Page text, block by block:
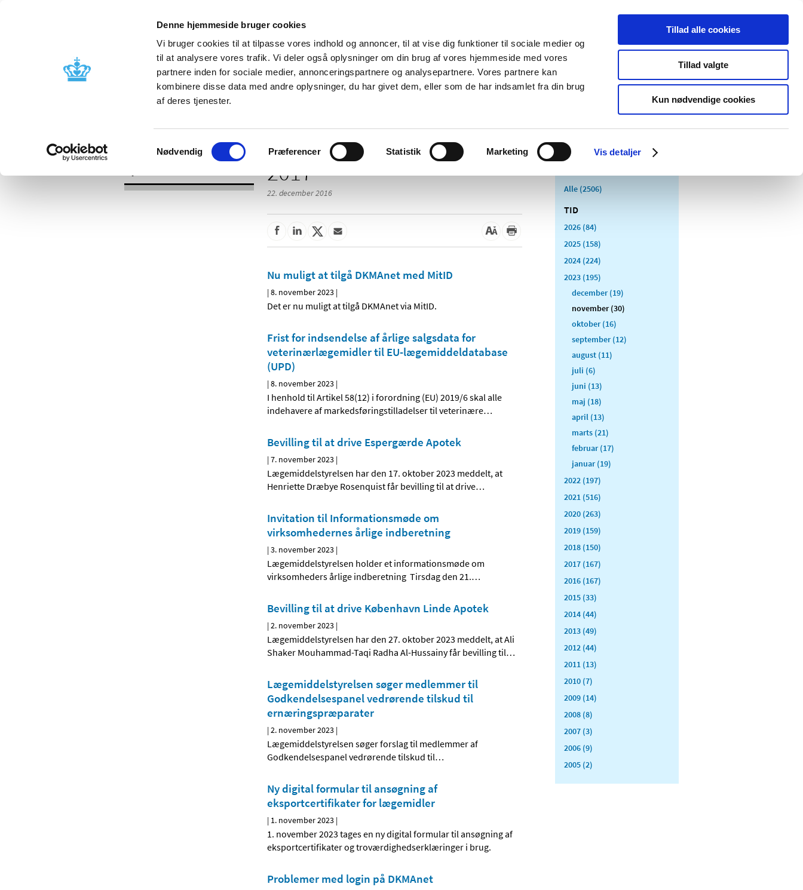
Denne hjemmeside bruger cookies
Vi bruger cookies til at tilpasse vores indhold og annoncer, til at vise dig funktioner til sociale medier og
til at analysere vores trafik. Vi deler også oplysninger om din brug af vores hjemmeside med vores
partnere inden for sociale medier, annonceringspartnere og analysepartnere. Vores partnere kan
kombinere disse data med andre oplysninger, du har givet dem, eller som de har indsamlet fra din brug
af deres tjenester.
Samtykkevalg
Nødvendig Præferencer Statistik Marketing Vis detaljer
Tillad alle cookies
Tillad valgte
Kun nødvendige cookies
Nyheder Om os Kontakt Udgivelser
Godkendelse og
Bivirkninger og
produktinformation
Tilskud og
Apoteker og salg af
Medicinsk
Særlige
produktområder
2017
22. december 2016
Nu muligt at tilgå DKMAnet med MitID
|8. november 2023 |
Det er nu muligt at tilgå DKMAnet via MitID.
Frist for indsendelse af årlige salgsdata for
veterinærlægemidler til EU-lægemiddeldatabase
(UPD)
|8. november 2023 |
I henhold til Artikel 58(12) i forordning (EU) 2019/6 skal alle
indehavere af markedsføringstilladelser til veterinære…
Bevilling til at drive Espergærde Apotek
|7. november 2023 |
Lægemiddelstyrelsen har den 17. oktober 2023 meddelt, at
Henriette Dræbye Rosenquist får bevilling til at drive…
Invitation til Informationsmøde om
virksomhedernes årlige indberetning
|3. november 2023 |
Lægemiddelstyrelsen holder et informationsmøde om
virksomheders årlige indberetning Tirsdag den 21.…
Bevilling til at drive København Linde Apotek
|2. november 2023 |
Lægemiddelstyrelsen har den 27. oktober 2023 meddelt, at Ali
Shaker Mouhammad-Taqi Radha Al-Hussainy får bevilling til…
Lægemiddelstyrelsen søger medlemmer til
Godkendelsespanel vedrørende tilskud til
ernæringspræparater
|2. november 2023 |
Lægemiddelstyrelsen søger forslag til medlemmer af
Godkendelsespanel vedrørende tilskud til…
Ny digital formular til ansøgning af
eksportcertifikater for lægemidler
| 1. november 2023 |
1. november 2023 tages en ny digital formular til ansøgning af
eksportcertifikater og troværdighedserklæringer i brug.
Problemer med login på DKMAnet
Alle (2506)
TID
2026 (84)
2025 (158)
2024 (224)
2023 (195)
december (19)
november (30)
oktober (16)
september (12)
august (11)
juli (6)
juni (13)
maj (18)
april (13)
marts (21)
februar (17)
januar (19)
2022 (197)
2021 (516)
2020 (263)
2019 (159)
2018 (150)
2017 (167)
2016 (167)
2015 (33)
2014 (44)
2013 (49)
2012 (44)
2011 (13)
2010 (7)
2009 (14)
2008 (8)
2007 (3)
2006 (9)
2005 (2)